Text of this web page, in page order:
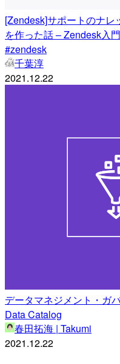
[Zendesk]サポートのナ
を作った話 – Zendesk入
#zendesk
千葉淳
2021.12.22
データマネジメント・ガ
Data Catalog
春田拓海 | Takumi
2021.12.22